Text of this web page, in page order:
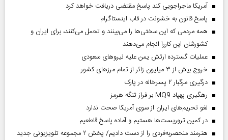
آمریکا ماجراجویی کند پاسخ مقتضی دریافت خواهد کرد
پاسخ قانون به خشونت در قاب اینستاگرام
همه مردمی که این سختی‌ها را می‌بینند و تحمل می‌کنند، برای ایران و
کشورشان این کاررا انجام می‌دهند
عملیات گسترده ارتش یمن علیه نیروهای سعودی
خروج بیش از ۳ میلیون زائر از تمام مرز‌های کشور
درگیری مرگبار ۲ پسرخاله در پارک
رهگیری پهپاد MQ9 بر فراز تنگه هرمز
لغو تحریم‌های ایران از سوی آمریکا صحت ندارد
در کمین تروریست‌ها هستیم و آماده پاسخ قاطعیم
هنرمند منحصر‌به‌فردی را از دست دادیم/ پخش ۲ مجموعه تلویزیونی جدید